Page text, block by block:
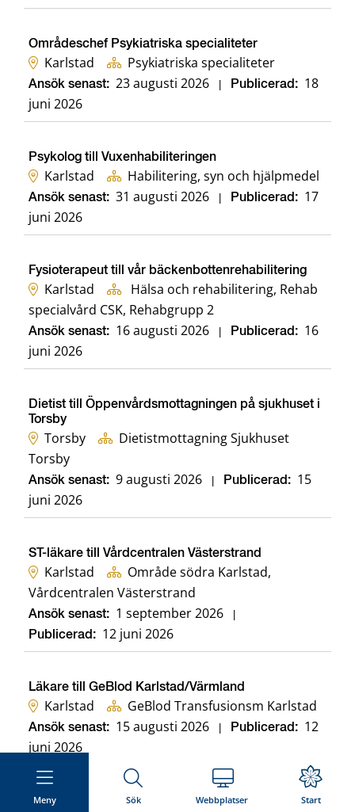
Meny Sök Webbplatser Start
Områdeschef Psykiatriska specialiteter
Karlstad Psykiatriska specialiteter
Ansök senast: 23 augusti 2026 Publicerad: 18
juni 2026
Psykolog till Vuxenhabiliteringen
Karlstad Habilitering, syn och hjälpmedel
Ansök senast: 31 augusti 2026 Publicerad: 17
juni 2026
Fysioterapeut till vår bäckenbottenrehabilitering
Karlstad
Hälsa och rehabilitering, Rehab
specialvård CSK, Rehabgrupp 2
Ansök senast: 16 augusti 2026 Publicerad: 16
juni 2026
Dietist till Öppenvårdsmottagningen på sjukhuset i
Torsby
Torsby
Dietistmottagning Sjukhuset
Torsby
Ansök senast: 9 augusti 2026 Publicerad: 15
juni 2026
ST-läkare till Vårdcentralen Västerstrand
Karlstad
Område södra Karlstad,
Vårdcentralen Västerstrand
Ansök senast: 1 september 2026
Publicerad: 12 juni 2026
Läkare till GeBlod Karlstad/Värmland
Karlstad GeBlod Transfusionsm Karlstad
Ansök senast: 15 augusti 2026 Publicerad: 12
juni 2026
Distriktsläkare till Vårdcentralen Västerstrand